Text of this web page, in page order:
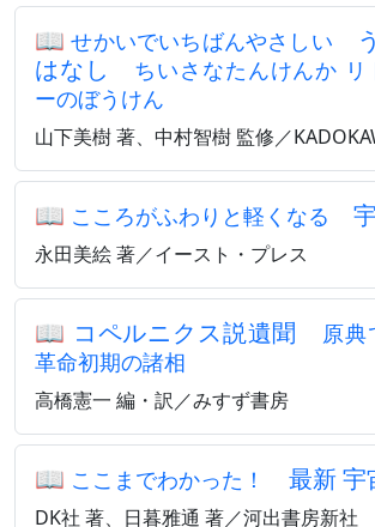
📖せかいでいちばんやさしい
はなし ちいさなたんけんか リ
ーのぼうけん
山下美樹 著、中村智樹 監修／
📖 こころがふわりと軽くなる
永田美絵 著／イースト・プレス
📖 コペルニクス説遺聞
原典
革命初期の諸相
高橋憲一 編・訳／みすず書房
📖 ここまでわかった！ 最新 宇
DK社 著、日暮雅通 著／河出書房新社